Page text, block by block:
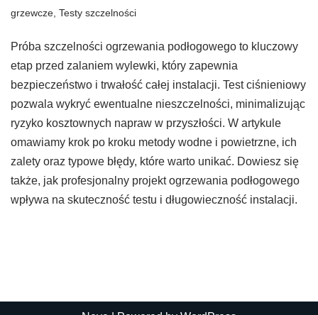
grzewcze Testy szczelności
Próba szczelności ogrzewania podłogowego to kluczowy
etap przed zalaniem wylewki, który zapewnia
bezpieczeństwo i trwałość całej instalacji. Test ciśnieniowy
pozwala wykryć ewentualne nieszczelności, minimalizując
ryzyko kosztownych napraw w przyszłości. W artykule
omawiamy krok po kroku metody wodne i powietrzne, ich
zalety oraz typowe błędy, które warto unikać. Dowiesz się
także, jak profesjonalny projekt ogrzewania podłogowego
wpływa na skuteczność testu i długowieczność instalacji.